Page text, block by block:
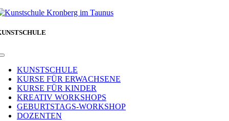
Toggle
NavigationKUNSTSCHULE
KURSE FÜR ERWACHSENE
KURSE FÜR KINDER
KREATIV WORKSHOPS
GEBURTSTAGS-WORKSHOP
DOZENTEN